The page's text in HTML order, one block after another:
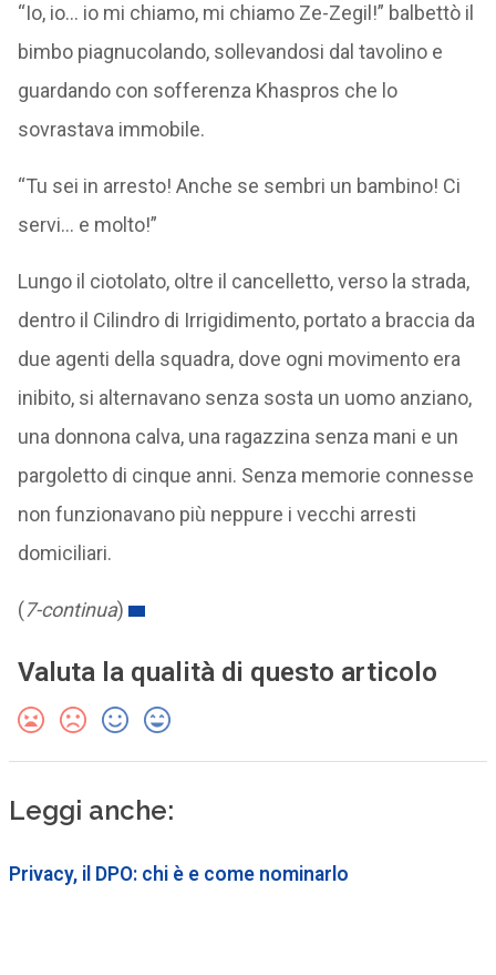
“Io, io… io mi chiamo, mi chiamo Ze-Zegil!” balbettò il
bimbo piagnucolando, sollevandosi dal tavolino e
guardando con sofferenza Khaspros che lo
sovrastava immobile.
“Tu sei in arresto! Anche se sembri un bambino! Ci
servi… e molto!”
Lungo il ciotolato, oltre il cancelletto, verso la strada,
dentro il Cilindro di Irrigidimento, portato a braccia da
due agenti della squadra, dove ogni movimento era
inibito, si alternavano senza sosta un uomo anziano,
una donnona calva, una ragazzina senza mani e un
pargoletto di cinque anni. Senza memorie connesse
non funzionavano più neppure i vecchi arresti
domiciliari.
(7-continua)
Valuta la qualità di questo articolo
Leggi anche:
Privacy, il DPO: chi è e come nominarlo